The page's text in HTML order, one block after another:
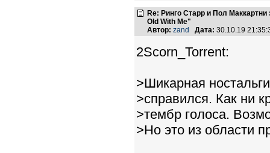
Re: Ринго Старр и Пол
Old With Me"
Автор: zand Дата: 30.10.19
2Scorn_Torrent:
>Шикарная
>справился. Как ни
>тембр голоса.
>Но это из области